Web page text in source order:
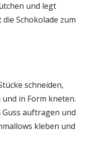
und legt
Schokolade zum
schneiden,
in Form kneten.
Guss auftragen und
kleben und